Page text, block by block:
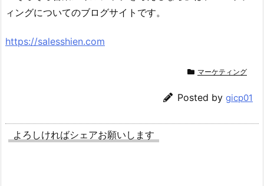
ィングについてのブログサイトです。
https://salesshien.com
マーケティング
Posted by gicp01
よろしければシェアお願いします